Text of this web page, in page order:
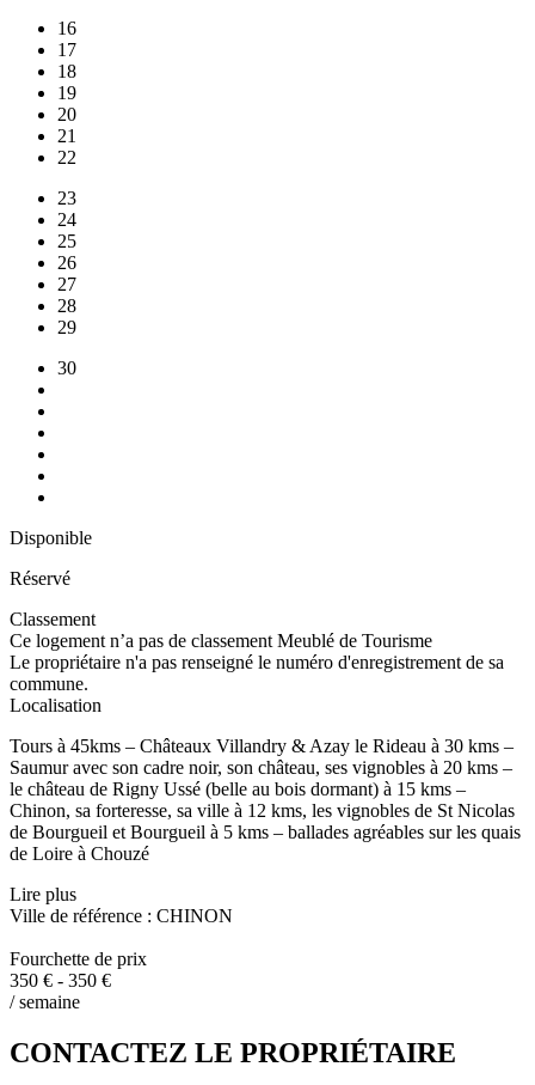
16
17
18
19
20
21
22
23
24
25
26
27
28
29
30
Disponible
Réservé
Classement
Ce logement n’a pas de classement Meublé de Tourisme
Le propriétaire n'a pas renseigné le numéro d'enregistrement de sa
commune.
Localisation
Tours à 45kms – Châteaux Villandry & Azay le Rideau à 30 kms –
Saumur avec son cadre noir, son château, ses vignobles à 20 kms –
le château de Rigny Ussé (belle au bois dormant) à 15 kms –
Chinon, sa forteresse, sa ville à 12 kms, les vignobles de St Nicolas
de Bourgueil et Bourgueil à 5 kms – ballades agréables sur les quais
de Loire à Chouzé
Lire plus
Ville de référence : CHINON
Fourchette de prix
350 € - 350 €
/ semaine
CONTACTEZ LE PROPRIÉTAIRE